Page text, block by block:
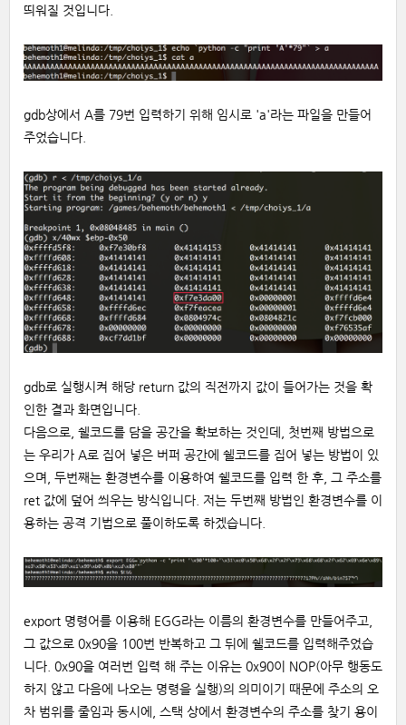
띄워질 것입니다.
gdb상에서 A를 79번 입력하기 위해 임시로 'a'라는 파일을 만들어
주었습니다.
gdb로 실행시켜 해당 return 값의 직전까지 값이 들어가는 것을 확
인한 결과 화면입니다.
다음으로, 쉘코드를 담을 공간을 확보하는 것인데, 첫번째 방법으로
는 우리가 A로 집어 넣은 버퍼 공간에 쉘코드를 집어 넣는 방법이 있
으며, 두번째는 환경변수를 이용하여 쉘코드를 입력 한 후, 그 주소를
ret 값에 덮어 씌우는 방식입니다. 저는 두번째 방법인 환경변수를 이
용하는 공격 기법으로 풀이하도록 하겠습니다.
export 명령어를 이용해 EGG라는 이름의 환경변수를 만들어주고,
그 값으로 0x90을 100번 반복하고 그 뒤에 쉘코드를 입력해주었습
니다. 0x90을 여러번 입력 해 주는 이유는 0x90이 NOP(아무 행동도
하지 않고 다음에 나오는 명령을 실행)의 의미이기 때문에 주소의 오
차 범위를 줄임과 동시에, 스택 상에서 환경변수의 주소를 찾기 용이